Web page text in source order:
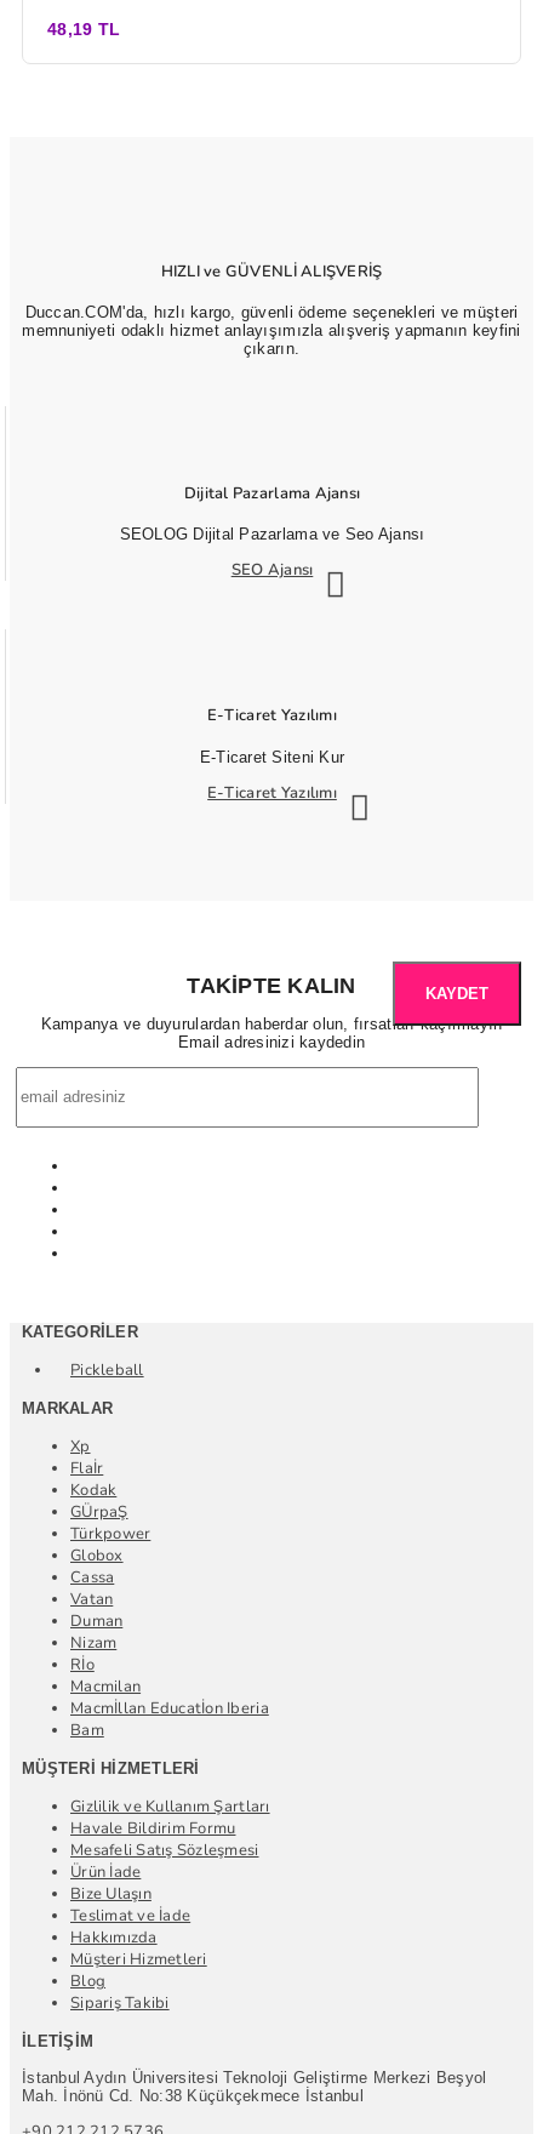
48,19 TL
HIZLI ve GÜVENLİ ALIŞVERİŞ
Duccan.COM'da, hızlı kargo, güvenli ödeme seçenekleri ve müşteri
memnuniyeti odaklı hizmet anlayışımızla alışveriş yapmanın keyfini
çıkarın.
Dijital Pazarlama Ajansı
SEOLOG Dijital Pazarlama ve Seo Ajansı
SEO Ajansı
E-Ticaret Yazılımı
E-Ticaret Siteni Kur
E-Ticaret Yazılımı
TAKIPTE KALIN
Kampanya ve duyurulardan haberdar olun, fırsatları kaçırmayın
Email adresinizi kaydedin
KAYDET
KATEGORILER
Pickleball
MARKALAR
Xp
Flaİr
Kodak
GÜrpaŞ
Türkpower
Globox
Cassa
Vatan
Duman
Nizam
Rİo
Macmilan
Macmİllan Educatİon Iberia
Bam
MÜŞTERI HIZMETLERI
Gizlilik ve Kullanım Şartları
Havale Bildirim Formu
Mesafeli Satış Sözleşmesi
Ürün İade
Bize Ulaşın
Teslimat ve İade
Hakkımızda
Müşteri Hizmetleri
Blog
Sipariş Takibi
İLETIŞIM
İstanbul Aydın Üniversitesi Teknoloji Geliştirme Merkezi Beşyol
Mah. İnönü Cd. No:38 Küçükçekmece İstanbul